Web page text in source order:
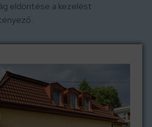
eldöntése a kezelést